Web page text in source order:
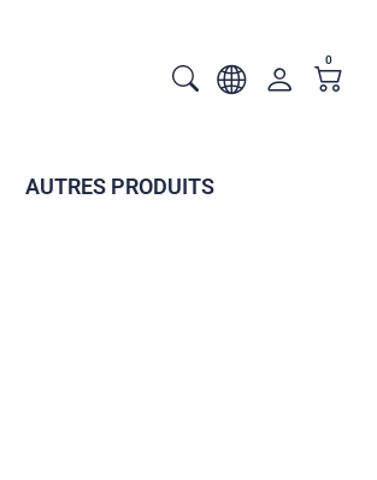
0
AUTRES PRODUITS